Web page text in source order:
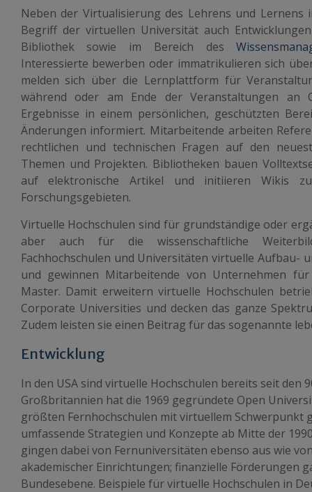
Neben der Virtualisierung des Lehrens und
Begriff der virtuellen Universität auch
Bibliothek sowie im Bereich des
Interessierte bewerben oder immatrikulieren sich
melden sich über die Lernplattform für
während oder am Ende der Veranstaltungen an
Ergebnisse in einem persönlichen, geschützten
Änderungen informiert. Mitarbeitende arbeiten
rechtlichen und technischen Fragen auf den
Themen und Projekten. Bibliotheken bauen
auf elektronische Artikel und initiieren Wikis
Forschungsgebieten.
Virtuelle Hochschulen sind für grundständige oder
aber auch für die wissenschaftliche
Fachhochschulen und Universitäten virtuelle Aufbau-
und gewinnen Mitarbeitende von Unternehmen
Master. Damit erweitern virtuelle Hochschulen
Corporate Universities und decken das ganze
Zudem leisten sie einen Beitrag für das sogenannte
Entwicklung
In den USA sind virtuelle Hochschulen bereits seit den
Großbritannien hat die 1969 gegründete Open
größten Fernhochschulen mit virtuellem Schwerpunkt
umfassende Strategien und Konzepte ab Mitte der
gingen dabei von Fernuniversitäten ebenso aus wie
akademischer Einrichtungen; finanzielle Förderungen
Bundesebene. Beispiele für virtuelle Hochschulen in